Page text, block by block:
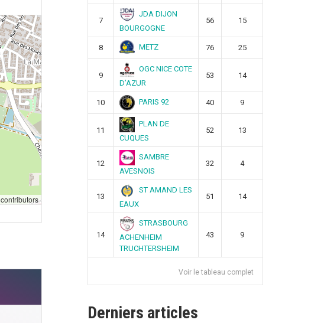
contributors
7
JDA DIJON
BOURGOGNE
56 15
8 METZ 76 25
9
OGC NICE COTE
D’AZUR
53 14
10 PARIS 92 40 9
11
PLAN DE
CUQUES
52 13
12
SAMBRE
AVESNOIS
32 4
13
ST AMAND LES
EAUX
51 14
14
STRASBOURG
ACHENHEIM
TRUCHTERSHEIM
43 9
Voir le tableau complet
Derniers articles